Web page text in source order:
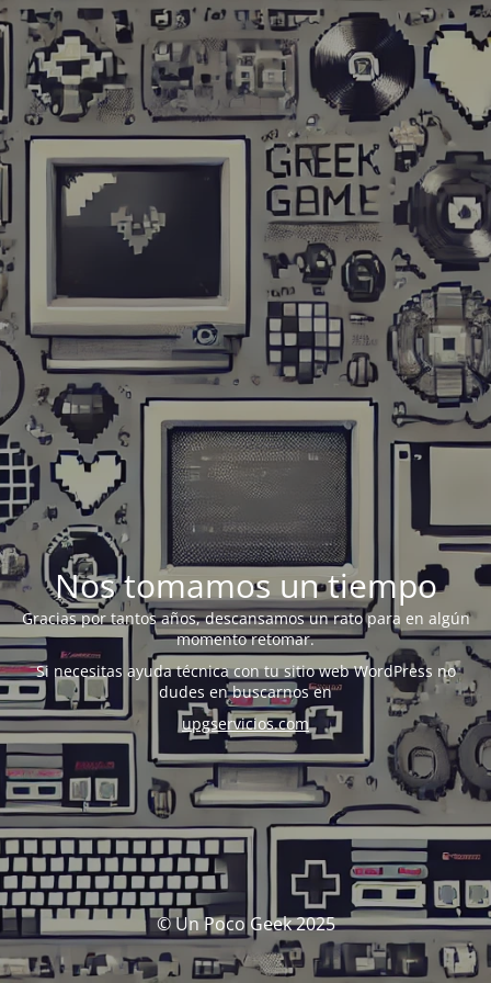
Nos tomamos un tiempo
Gracias por tantos años, descansamos un rato para en algún
momento retomar.
Si necesitas ayuda técnica con tu sitio web WordPress no
dudes en buscarnos en
upgservicios.com
© Un Poco Geek 2025